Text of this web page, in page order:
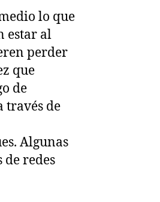
lo que
estar al
perder
que
de
través de
Algunas
redes